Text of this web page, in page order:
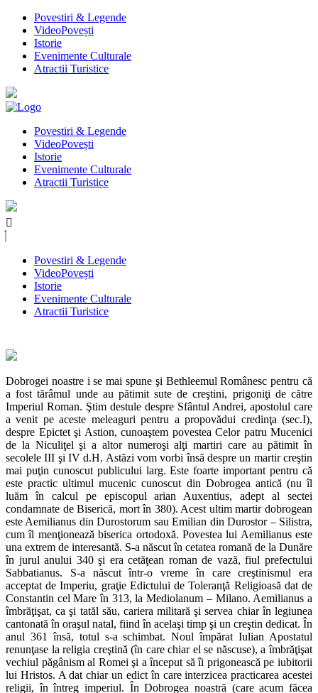
Povestiri & Legende
VideoPovești
Istorie
Evenimente Culturale
Atractii Turistice
Povestiri & Legende
VideoPovești
Istorie
Evenimente Culturale
Atractii Turistice
Povestiri & Legende
VideoPovești
Istorie
Evenimente Culturale
Atractii Turistice
Dobrogei noastre i se mai spune şi Bethleemul Românesc pentru că
a fost tărâmul unde au pătimit sute de creştini, prigoniţi de către
Imperiul Roman. Ştim destule despre Sfântul Andrei, apostolul care
a venit pe aceste meleaguri pentru a propovădui credinţa (sec.I),
despre Epictet şi Astion, cunoaştem povestea Celor patru Mucenici
de la Niculiţel şi a altor numeroşi alţi martiri care au pătimit în
secolele III şi IV d.H. Astăzi vom vorbi însă despre un martir creştin
mai puţin cunoscut publicului larg. Este foarte important pentru că
este practic ultimul mucenic cunoscut din Dobrogea antică (nu îl
luăm în calcul pe episcopul arian Auxentius, adept al sectei
condamnate de Biserică, mort în 380). Acest ultim martir dobrogean
este Aemilianus din Durostorum sau Emilian din Durostor – Silistra,
cum îl menţionează biserica ortodoxă. Povestea lui Aemilianus este
una extrem de interesantă. S-a născut în cetatea romană de la Dunăre
în jurul anului 340 şi era cetăţean roman de vază, fiul prefectului
Sabbatianus. S-a născut într-o vreme în care creştinismul era
acceptat de Imperiu, graţie Edictului de Toleranţă Religioasă dat de
Constantin cel Mare în 313, la Mediolanum – Milano. Aemilianus a
îmbrăţişat, ca şi tatăl său, cariera militară şi servea chiar în legiunea
cantonată în oraşul natal, fiind în acelaşi timp şi un creştin dedicat. În
anul 361 însă, totul s-a schimbat. Noul împărat Iulian Apostatul
renunţase la religia creştină (în care chiar el se născuse), a îmbrăţişat
vechiul păgânism al Romei şi a început să îi prigonească pe iubitorii
lui Hristos. A dat chiar un edict în care interzicea practicarea acestei
religii, în întreg imperiul. În Dobrogea noastră (care acum făcea